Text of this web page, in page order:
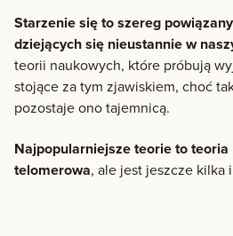
Starzenie się to szereg
dziejących się nieustannie w
teorii naukowych, które próbują
stojące za tym zjawiskiem, choć
pozostaje ono tajemnicą.
Najpopularniejsze teorie to
telomerowa, ale jest jeszcze kilka